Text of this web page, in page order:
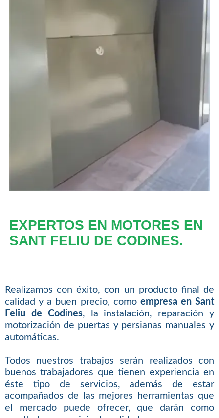
EXPERTOS EN MOTORES EN
SANT FELIU DE CODINES.
Realizamos con éxito, con un producto final de
calidad y a buen precio, como empresa en Sant
Feliu de Codines, la instalación, reparación y
motorización de puertas y persianas manuales y
automáticas.
Todos nuestros trabajos serán realizados con
buenos trabajadores que tienen experiencia en
éste tipo de servicios, además de estar
acompañados de las mejores herramientas que
el mercado puede ofrecer, que darán como